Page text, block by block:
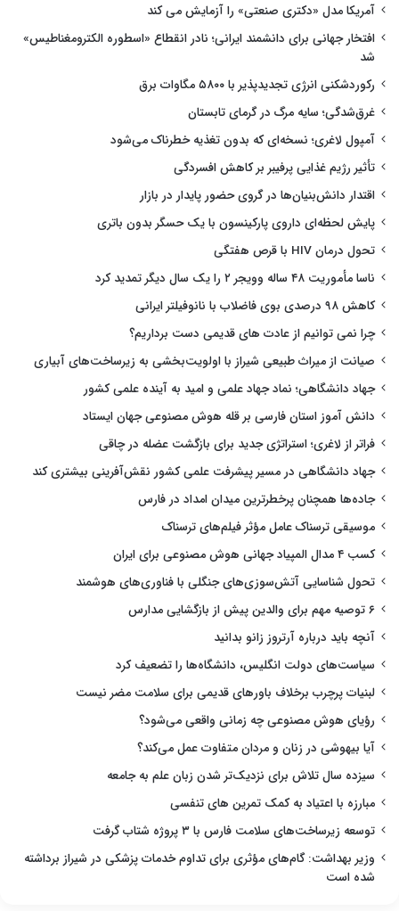
آمریکا مدل «دکتری صنعتی» را آزمایش می کند
افتخار جهانی برای دانشمند ایرانی؛ نادر انقطاع «اسطوره الکترومغناطیس»
شد
رکوردشکنی انرژی تجدیدپذیر با ۵۸۰۰ مگاوات برق
غرق‌شدگی؛ سایه مرگ در گرمای تابستان
آمپول لاغری؛ نسخه‌ای که بدون تغذیه خطرناک می‌شود
تأثیر رژیم غذایی پرفیبر بر کاهش افسردگی
اقتدار دانش‌بنیان‌ها در گروی حضور پایدار در بازار
پایش لحظه‌ای داروی پارکینسون با یک حسگر بدون باتری
تحول درمان HIV با قرص هفتگی
ناسا مأموریت ۴۸ ساله وویجر ۲ را یک سال دیگر تمدید کرد
کاهش ۹۸ درصدی بوی فاضلاب با نانوفیلتر ایرانی
چرا نمی توانیم از عادت های قدیمی دست برداریم؟
صیانت از میراث طبیعی شیراز با اولویت‌بخشی به زیرساخت‌های آبیاری
جهاد دانشگاهی؛ نماد جهاد علمی و امید به آینده علمی کشور
دانش آموز استان فارسی بر قله هوش مصنوعی جهان ایستاد
فراتر از لاغری؛ استراتژی جدید برای بازگشت عضله در چاقی
جهاد دانشگاهی در مسیر پیشرفت علمی کشور نقش‌آفرینی بیشتری کند
جاده‌ها همچنان پرخطرترین میدان امداد در فارس
موسیقی ترسناک عامل مؤثر فیلم‌های ترسناک
کسب ۴ مدال المپیاد جهانی هوش مصنوعی برای ایران
تحول شناسایی آتش‌سوزی‌های جنگلی با فناوری‌های هوشمند
۶ توصیه مهم برای والدین پیش از بازگشایی مدارس
آنچه باید درباره آرتروز زانو بدانید
سیاست‌های دولت انگلیس، دانشگاه‌ها را تضعیف کرد
لبنیات پرچرب برخلاف باورهای قدیمی برای سلامت مضر نیست
رؤیای هوش مصنوعی چه زمانی واقعی می‌شود؟
آیا بیهوشی در زنان و مردان متفاوت عمل می‌کند؟
سیزده سال تلاش برای نزدیک‌تر شدن زبان علم به جامعه
مبارزه با اعتیاد به کمک تمرین های تنفسی
توسعه زیرساخت‌های سلامت فارس با ۳ پروژه شتاب گرفت
وزیر بهداشت: گام‌های مؤثری برای تداوم خدمات پزشکی در شیراز برداشته
شده است